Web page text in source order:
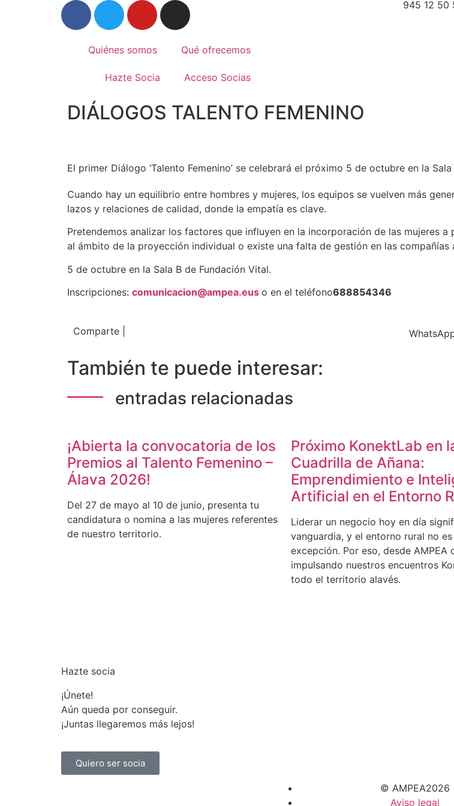
945 12 50
Quiénes somos Qué ofrecemos
Hazte Socia Acceso Socias
DIÁLOGOS TALENTO FEMENINO
El primer Diálogo ‘Talento Femenino’ se celebrará el próximo 5 de octubre en la
Cuando hay un equilibrio entre hombres y mujeres, los equipos se vuelven más
lazos y relaciones de calidad, donde la empatía es clave.
Pretendemos analizar los factores que influyen en la incorporación de las mujeres
al ámbito de la proyección individual o existe una falta de gestión en las compañías
5 de octubre en la Sala B de Fundación Vital.
Inscripciones: comunicacion@ampea.eus o en el teléfono688854346
Comparte |
También te puede interesar:
entradas relacionadas
¡Abierta la convocatoria de los
Premios al Talento Femenino –
Álava 2026!
Del 27 de mayo al 10 de junio, presenta tu
candidatura o nomina a las mujeres referentes
de nuestro territorio.
Próximo KonektLab en
Cuadrilla de Añana:
Emprendimiento e
Artificial en el Entorno
Liderar un negocio hoy en día
vanguardia, y el entorno rural no es
excepción. Por eso, desde AMPEA
impulsando nuestros encuentros
todo el territorio alavés.
Hazte socia
¡Únete!
Aún queda por conseguir.
¡Juntas llegaremos más lejos!
Quiero ser socia
© AMPEA2026
Aviso legal